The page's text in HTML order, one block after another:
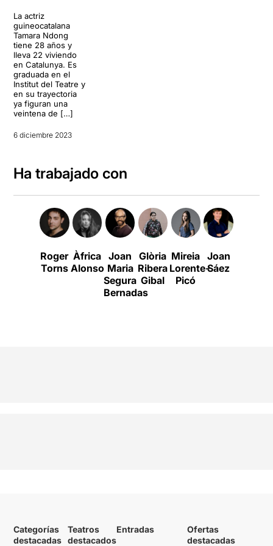
La actriz
guineocatalana
Tamara Ndong
tiene 28 años y
lleva 22 viviendo
en Catalunya. Es
graduada en el
Institut del Teatre y
en su trayectoria
ya figuran una
veintena de […]
6 diciembre 2023
Ha trabajado con
Roger
Torns
Àfrica
Alonso
Joan
Maria
Segura
Bernadas
Glòria
Ribera
Gibal
Mireia
Lorente-
Picó
Joan
Sáez
Categorías
destacadas
Teatros
destacados
Entradas
Ofertas
destacadas